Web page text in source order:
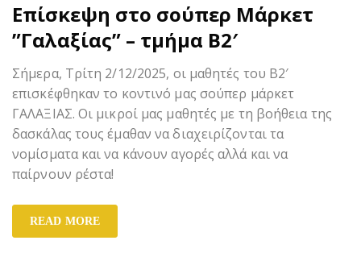
Επίσκεψη στο σούπερ Μάρκετ
”Γαλαξίας” – τμήμα Β2′
Σήμερα, Τρίτη 2/12/2025, οι μαθητές του Β2′
επισκέφθηκαν το κοντινό μας σούπερ μάρκετ
ΓΑΛΑΞΙΑΣ. Οι μικροί μας μαθητές με τη βοήθεια της
δασκάλας τους έμαθαν να διαχειρίζονται τα
νομίσματα και να κάνουν αγορές αλλά και να
παίρνουν ρέστα!
READ MORE